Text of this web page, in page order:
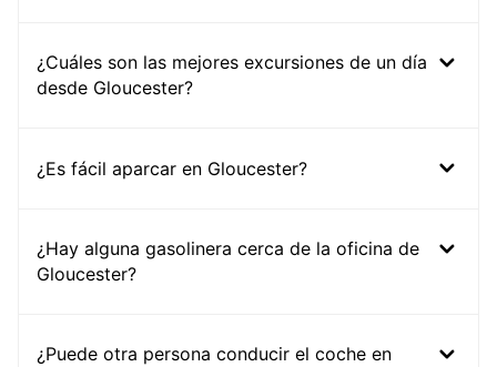
¿Cuáles son las mejores excursiones de un día
desde Gloucester?
¿Es fácil aparcar en Gloucester?
¿Hay alguna gasolinera cerca de la oficina de
Gloucester?
¿Puede otra persona conducir el coche en